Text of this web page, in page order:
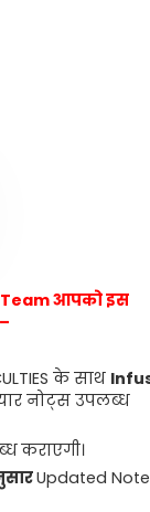
Teamआपको इस
के साथ
नोट्स उपलब्ध
कराएगी।
Updated